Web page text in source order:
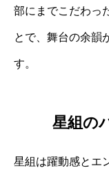
部にまでこだわっ
とで、舞台の余韻
す。
星組の
星組は躍動感とエ